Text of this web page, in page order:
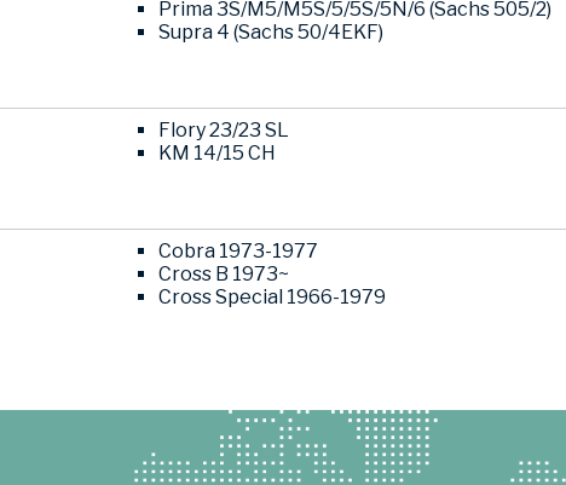
Prima 3S/M5/M5S/5/5S/5N/6 (Sachs 505/2)
Supra 4 (Sachs 50/4EKF)
Flory 23/23 SL
KM 14/15 CH
Cobra 1973-1977
Cross B 1973~
Cross Special 1966-1979